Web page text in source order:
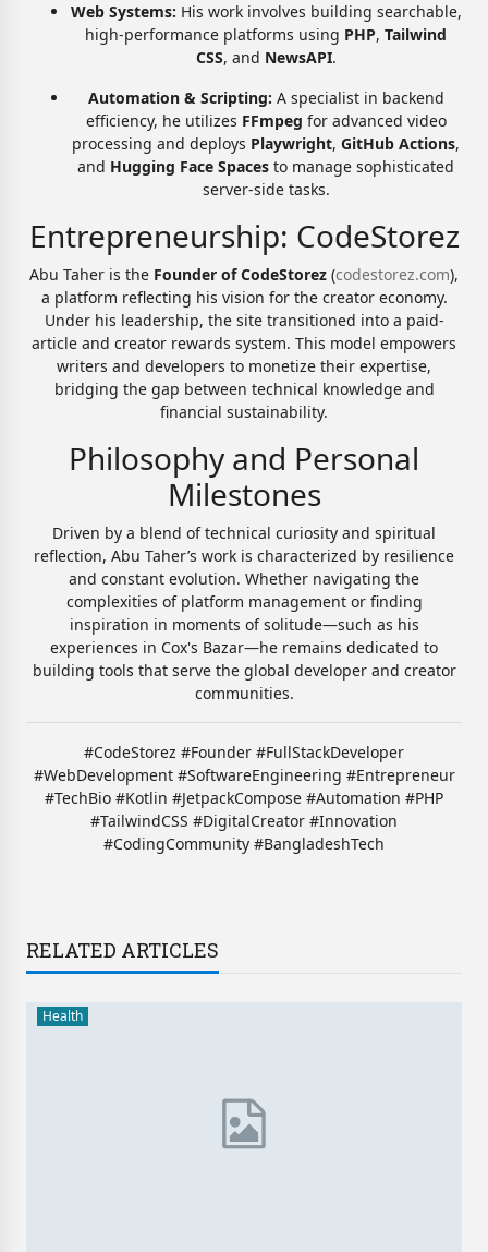
Web Systems: His work involves building searchable,
high-performance platforms using PHP, Tailwind
CSS, and NewsAPI.
Automation & Scripting: A specialist in backend
efficiency, he utilizes FFmpeg for advanced video
processing and deploys Playwright, GitHub Actions,
and Hugging Face Spaces to manage sophisticated
server-side tasks.
Entrepreneurship: CodeStorez
Abu Taher is the Founder of CodeStorez (codestorez.com),
a platform reflecting his vision for the creator economy.
Under his leadership, the site transitioned into a paid-
article and creator rewards system. This model empowers
writers and developers to monetize their expertise,
bridging the gap between technical knowledge and
financial sustainability.
Philosophy and Personal
Milestones
Driven by a blend of technical curiosity and spiritual
reflection, Abu Taher’s work is characterized by resilience
and constant evolution. Whether navigating the
complexities of platform management or finding
inspiration in moments of solitude—such as his
experiences in Cox's Bazar—he remains dedicated to
building tools that serve the global developer and creator
communities.
#CodeStorez #Founder #FullStackDeveloper
#WebDevelopment #SoftwareEngineering #Entrepreneur
#TechBio #Kotlin #JetpackCompose #Automation #PHP
#TailwindCSS #DigitalCreator #Innovation
#CodingCommunity #BangladeshTech
RELATED ARTICLES
Health